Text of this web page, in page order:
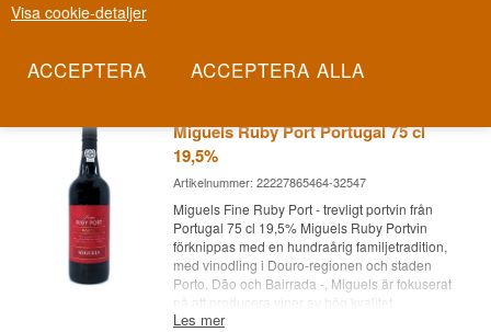
Visa cookie-detaljer
smaka Douro-dalen så som familjen själv upplever den. Det är
Les mer
Miguels Ruby Port Portugal 75 cl
19,5%
Artikelnummer: 22227865464-32547
Miguels Fine Ruby Port - trevligt portvin från
Portugal 75 cl 19,5% Miguels Ruby Portvin
förknippas med en hundraårig familjetradition,
med vinodling i Douro-regionen och staden
Porto, Dão och Bairrada -, Miguels är fokuserat
på att producera viner av hög kvalitet.
Les mer